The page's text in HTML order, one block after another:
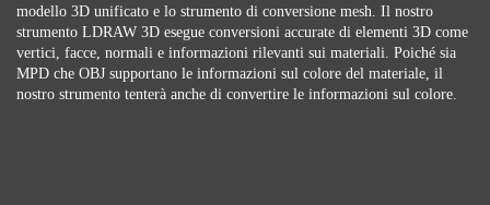
modello 3D unificato e lo strumento di conversione mesh. Il nostro
strumento LDRAW 3D esegue conversioni accurate di elementi 3D come
vertici, facce, normali e informazioni rilevanti sui materiali. Poiché sia ​​
MPD che OBJ supportano le informazioni sul colore del materiale, il
nostro strumento tenterà anche di convertire le informazioni sul colore.